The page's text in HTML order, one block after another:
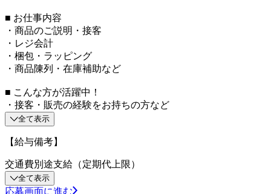
■ お仕事内容
・商品のご説明・接客
・レジ会計
・梱包・ラッピング
・商品陳列・在庫補助など
■ こんな方が活躍中！
・接客・販売の経験をお持ちの方など
全て表示
【給与備考】
交通費別途支給（定期代上限）
全て表示
応募画面に進む